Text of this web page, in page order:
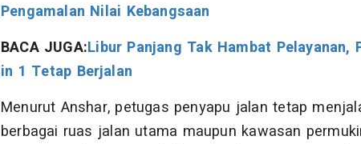
Pengamalan Nilai Kebangsaan
BACA JUGA:Libur Panjang Tak Hambat
in 1 Tetap Berjalan
Menurut Anshar, petugas penyapu jalan tetap
berbagai ruas jalan utama maupun kawasan